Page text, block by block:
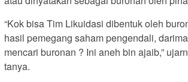
“Kok bisa Tim Likuidasi dibentuk oleh
hasil pemegang saham pengendali,
mencari buronan ? Ini aneh bin ajaib,”
tanya.